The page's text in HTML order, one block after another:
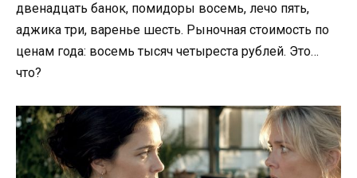
двенадцать банок, помидоры восемь, лечо пять,
аджика три, варенье шесть. Рыночная стоимость по
ценам года: восемь тысяч четыреста рублей. Это…
что?